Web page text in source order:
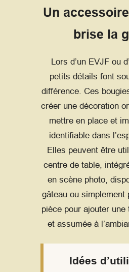
Un
brise la
Lors d’un EVJF ou
petits détails font
différence. Ces
créer une décoration
mettre en place et
identifiable dans
Elles peuvent être
centre de table,
en scène photo,
gâteau ou simplement
pièce pour ajouter une
et assumée à
Idées